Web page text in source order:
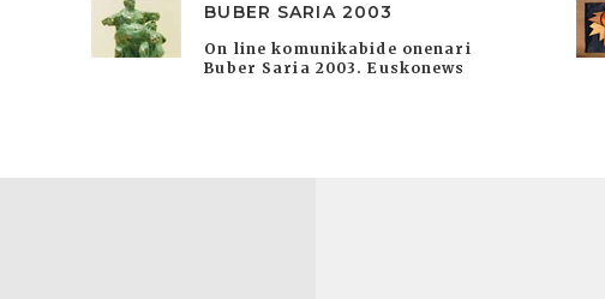
BUBER SARIA 2003
On line komunikabide onenari
Buber Saria 2003. Euskonews